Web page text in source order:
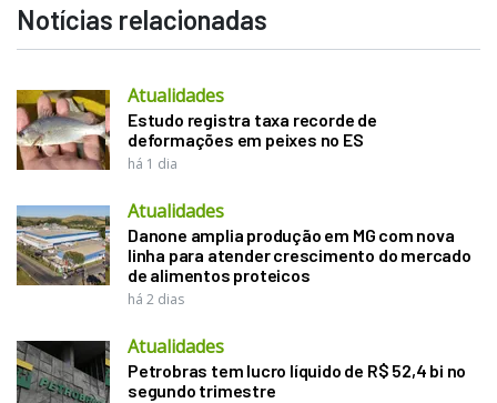
Notícias relacionadas
Atualidades
Estudo registra taxa recorde de
deformações em peixes no ES
há 1 dia
Atualidades
Danone amplia produção em MG com nova
linha para atender crescimento do mercado
de alimentos proteicos
há 2 dias
Atualidades
Petrobras tem lucro líquido de R$ 52,4 bi no
segundo trimestre